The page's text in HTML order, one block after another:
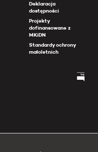
Deklaracja
dostępności
Projekty
dofinansowane z
MKiDN
Standardy ochrony
małoletnich